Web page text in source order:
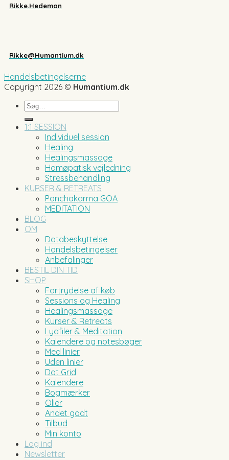
Rikke.Hedeman
Rikke@Humantium.dk
Handelsbetingelserne
Copyright 2026 © Humantium.dk
Søg
1:1 SESSION
Individuel session
Healing
Healingsmassage
Homøpatisk vejledning
Stressbehandling
KURSER & RETREATS
Panchakarma GOA
MEDITATION
BLOG
OM
Databeskyttelse
Handelsbetingelser
Anbefalinger
BESTIL DIN TID
SHOP
Fortrydelse af køb
Sessions og Healing
Healingsmassage
Kurser & Retreats
Lydfiler & Meditation
Kalendere og notesbøger
Med linier
Uden linier
Dot Grid
Kalendere
Bogmærker
Olier
Andet godt
Tilbud
Min konto
Log ind
Newsletter